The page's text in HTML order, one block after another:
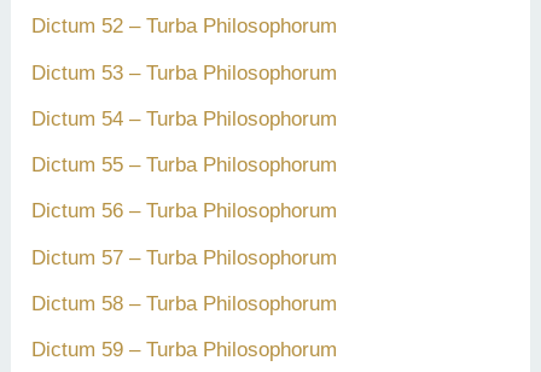
Dictum 52 – Turba Philosophorum
Dictum 53 – Turba Philosophorum
Dictum 54 – Turba Philosophorum
Dictum 55 – Turba Philosophorum
Dictum 56 – Turba Philosophorum
Dictum 57 – Turba Philosophorum
Dictum 58 – Turba Philosophorum
Dictum 59 – Turba Philosophorum